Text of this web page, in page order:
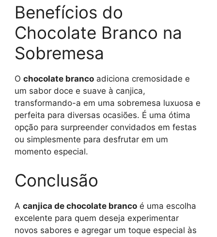
Benefícios do
Chocolate Branco na
Sobremesa
O chocolate branco adiciona cremosidade e
um sabor doce e suave à canjica,
transformando-a em uma sobremesa luxuosa e
perfeita para diversas ocasiões. É uma ótima
opção para surpreender convidados em festas
ou simplesmente para desfrutar em um
momento especial.
Conclusão
A canjica de chocolate branco é uma escolha
excelente para quem deseja experimentar
novos sabores e agregar um toque especial às